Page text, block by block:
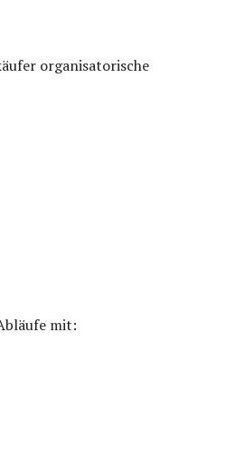
organisatorische
mit: